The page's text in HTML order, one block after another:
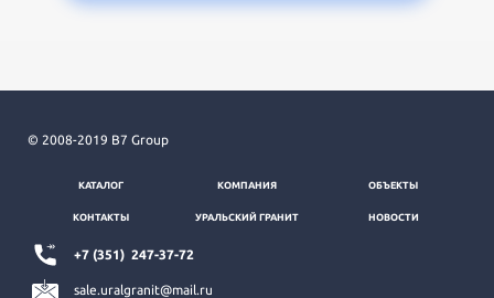
© 2008-2019 B7 Group
КАТАЛОГ КОМПАНИЯ ОБЪЕКТЫ
КОНТАКТЫ УРАЛЬСКИЙ ГРАНИТ НОВОСТИ
+7 (351) 247-37-72
sale.uralgranit@mail.ru